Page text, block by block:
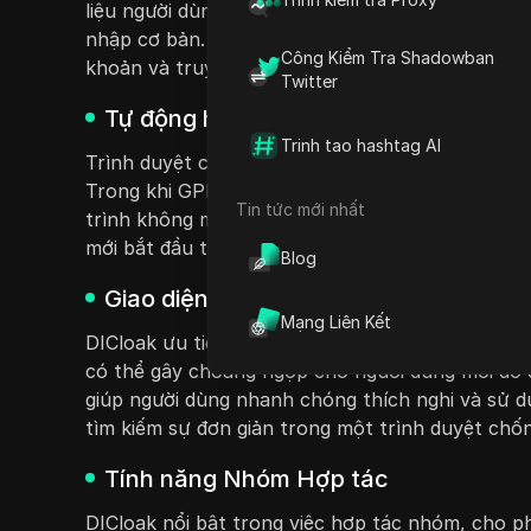
Công Kiểm Tra Shadowban
Twitter
Trinh tao hashtag AI
Tin tức mới nhất
Blog
Mạng Liên Kết
liệu người dùng vẫn được bảo mật. Ngược lại,
nhập cơ bản. Đối với người dùng quản lý nhiều
khoản và truy cập trái phép, khiến nó trở
Tự động hóa AI cho mọi người
Trình duyệt chống phát hiện DICloak tích hợp
Trong khi GPMLogin cung cấp tự động hóa, nó
trình không mã của DICloak cho phép người
mới bắt đầu tiếp cận và nâng cao năng suất
Giao diện thân thiện với người dùng
DICloak ưu tiên trải nghiệm người dùng với giao
có thể gây choáng ngợp cho người dùng mới
giúp người dùng nhanh chóng thích nghi và sử
tìm kiếm sự đơn giản trong một trình duyệt
Tính năng Nhóm Hợp tác
DICloak nổi bật trong việc hợp tác nhóm, cho